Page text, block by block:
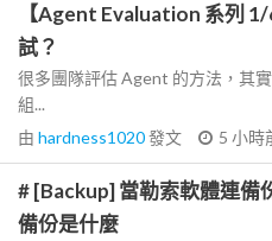
【Agent Evaluation 系列
試？
很多團隊評估 Agent 的方法，其
組...
由 hardness1020發文 5 小時
# [Backup] 當勒索軟體連備
備份是什麼